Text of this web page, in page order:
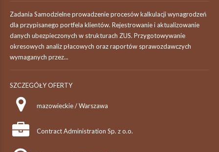
Zadania Samodzielne prowadzenie procesów kalkulacji wynagrodzeń
dla przypisanego portfela klientów. Rejestrowanie i aktualizowanie
danych ubezpieczonych w strukturach ZUS. Przygotowywanie
okresowych analiz płacowych oraz raportów sprawozdawczych
wymaganych przez...
SZCZEGÓŁY OFERTY
mazowieckie / Warszawa
Contract Administration Sp. z o.o.